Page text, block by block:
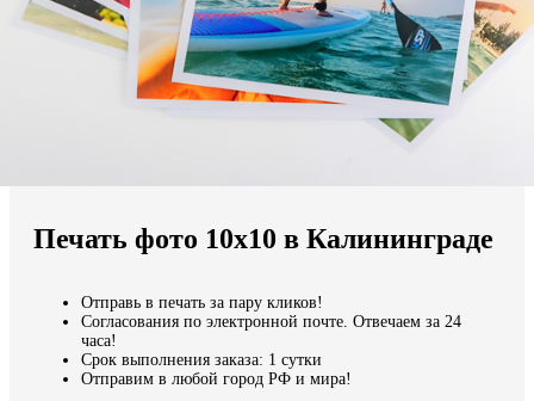
Мы доставляем по всему миру
Продолжить без города
Печать фото 10х10 в Калининграде
Отправь в печать за пару кликов!
Согласования по электронной почте. Отвечаем за 24
часа!
Срок выполнения заказа: 1 сутки
Отправим в любой город РФ и мира!